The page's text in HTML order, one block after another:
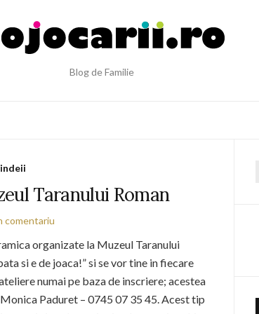
Blog de Familie
Taranului Roman
comentariu
organizate la Muzeul Taranului
si e de joaca!” si se vor tine in fiecare
numai pe baza de inscriere; acestea
Paduret – 0745 07 35 45. Acest tip